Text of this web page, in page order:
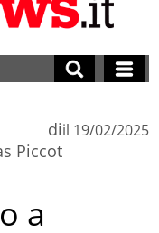
di
Piccot
il 19/02/2025
a